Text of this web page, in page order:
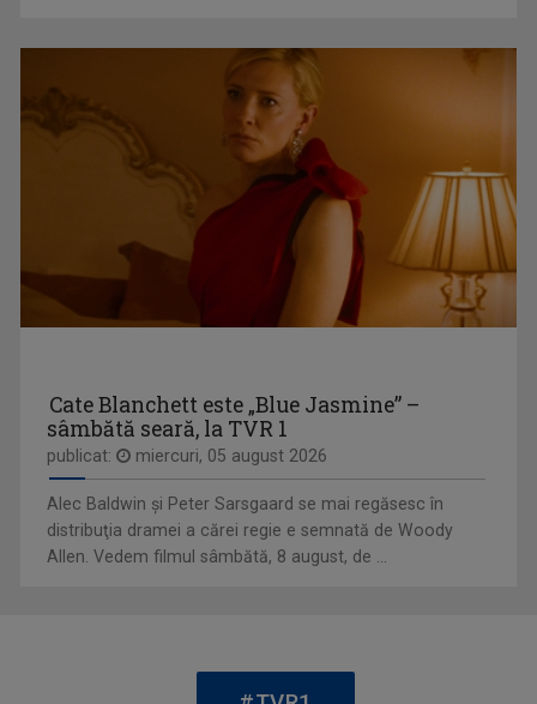
Una dintre cele mai longevive emisiuni din ...
BREAKING FAKE NEWS
Prima emisiune din audiovizualul românesc ...
CRISTINA ŞOLOC
După cum afirmă, nu ea a ales televiziunea, ci ...
Cate Blanchett este „Blue Jasmine” –
sâmbătă seară, la TVR 1
publicat: miercuri, 05 august 2026
Alec Baldwin şi Peter Sarsgaard se mai regăsesc în
distribuţia dramei a cărei regie e semnată de Woody
Allen. Vedem filmul sâmbătă, 8 august, de ...